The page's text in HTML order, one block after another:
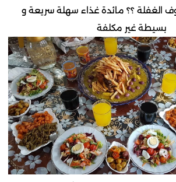
الغفلة ؟؟ مائدة غذاء سهلة سريعة و
بسيطة غير مكلفة